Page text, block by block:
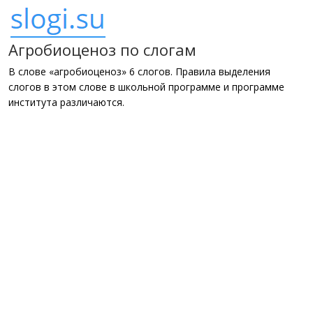
Агробиоценоз по слогам
В слове «агробиоценоз» 6 слогов. Правила выделения
слогов в этом слове в школьной программе и программе
института различаются.